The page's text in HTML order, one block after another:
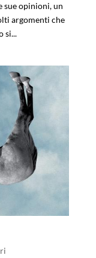
sue opinioni, un
argomenti che
si...